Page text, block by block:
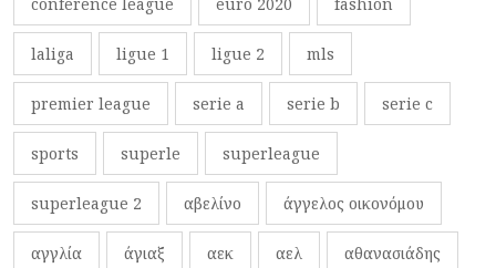
laliga ligue 1 ligue 2 mls
premier league serie a serie b serie c
sports superle superleague
superleague 2 αβελίνο άγγελος οικονόμου
αγγλία άγιαξ αεκ αελ αθανασιάδης